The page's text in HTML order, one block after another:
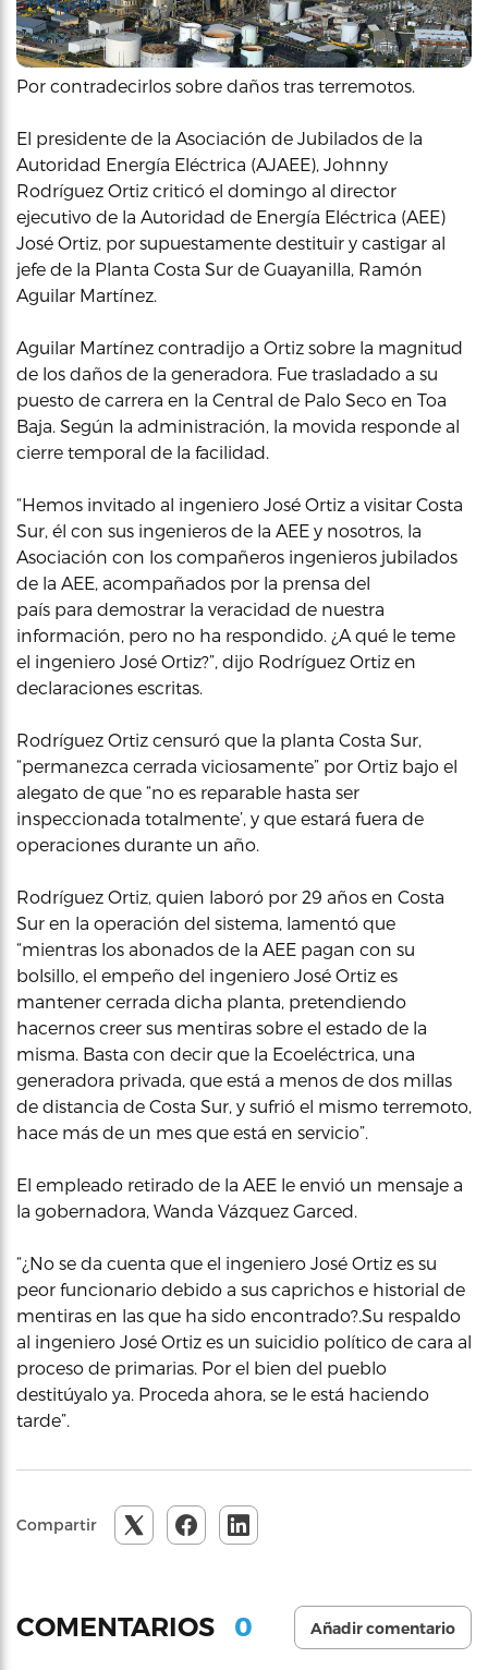
Por contradecirlos sobre daños tras terremotos.
El presidente de la Asociación de Jubilados de la
Autoridad Energía Eléctrica (AJAEE), Johnny
Rodríguez Ortiz criticó el domingo al director
ejecutivo de la Autoridad de Energía Eléctrica (AEE)
José Ortiz, por supuestamente destituir y castigar al
jefe de la Planta Costa Sur de Guayanilla, Ramón
Aguilar Martínez.
Aguilar Martínez contradijo a Ortiz sobre la magnitud
de los daños de la generadora. Fue trasladado a su
puesto de carrera en la Central de Palo Seco en Toa
Baja. Según la administración, la movida responde al
cierre temporal de la facilidad.
“Hemos invitado al ingeniero José Ortiz a visitar Costa
Sur, él con sus ingenieros de la AEE y nosotros, la
Asociación con los compañeros ingenieros jubilados
de la AEE, acompañados por la prensa del
país para demostrar la veracidad de nuestra
información, pero no ha respondido. ¿A qué le teme
el ingeniero José Ortiz?”, dijo Rodríguez Ortiz en
declaraciones escritas.
Rodríguez Ortiz censuró que la planta Costa Sur,
“permanezca cerrada viciosamente” por Ortiz bajo el
alegato de que “no es reparable hasta ser
inspeccionada totalmente’, y que estará fuera de
operaciones durante un año.
Rodríguez Ortiz, quien laboró por 29 años en Costa
Sur en la operación del sistema, lamentó que
“mientras los abonados de la AEE pagan con su
bolsillo, el empeño del ingeniero José Ortiz es
mantener cerrada dicha planta, pretendiendo
hacernos creer sus mentiras sobre el estado de la
misma. Basta con decir que la Ecoeléctrica, una
generadora privada, que está a menos de dos millas
de distancia de Costa Sur, y sufrió el mismo terremoto,
hace más de un mes que está en servicio”.
El empleado retirado de la AEE le envió un mensaje a
la gobernadora, Wanda Vázquez Garced.
“¿No se da cuenta que el ingeniero José Ortiz es su
peor funcionario debido a sus caprichos e historial de
mentiras en las que ha sido encontrado?.Su respaldo
al ingeniero José Ortiz es un suicidio político de cara al
proceso de primarias. Por el bien del pueblo
destitúyalo ya. Proceda ahora, se le está haciendo
tarde”.
Compartir
COMENTARIOS 0 Añadir comentario